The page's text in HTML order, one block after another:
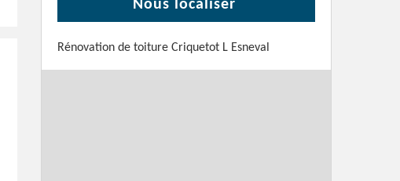
Nous localiser
Rénovation de toiture Criquetot L Esneval